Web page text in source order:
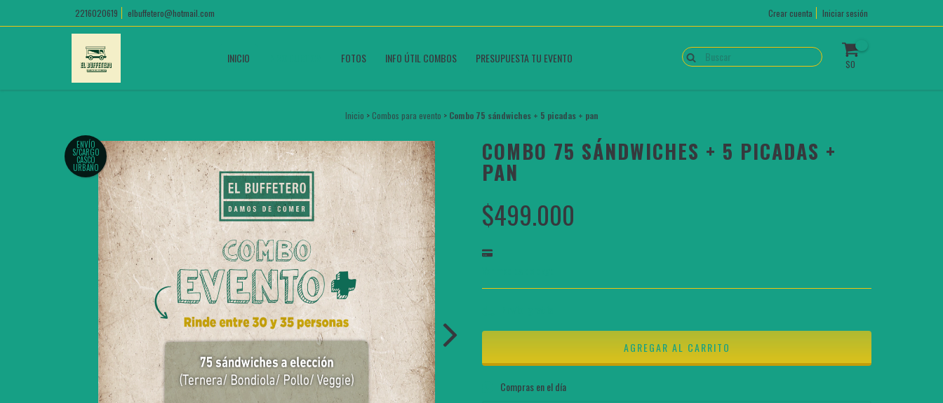
2216020619 elbuffetero@hotmail.com Crear cuenta Iniciar sesión
INICIO FOTOS INFO ÚTIL COMBOS PRESUPUESTA TU EVENTO $0
Inicio > Combos para evento > Combo 75 sándwiches + 5 picadas + pan
ENVÍO
S/CARGO
CASCO
URBANO
COMBO 75 SÁNDWICHES + 5 PICADAS +
PAN
$499.000
Compras en el día